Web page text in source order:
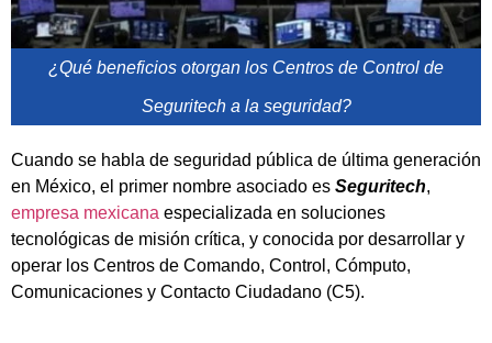
¿Qué beneficios otorgan los Centros de Control de
Seguritech a la seguridad?
Cuando se habla de seguridad pública de última generación
en México, el primer nombre asociado es Seguritech,
empresa mexicana especializada en soluciones
tecnológicas de misión crítica, y conocida por desarrollar y
operar los Centros de Comando, Control, Cómputo,
Comunicaciones y Contacto Ciudadano (C5).